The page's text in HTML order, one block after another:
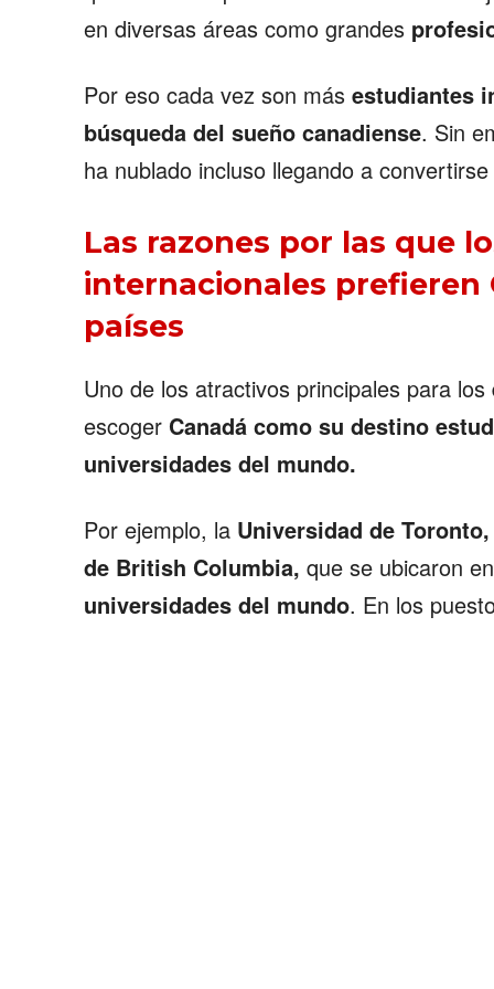
ACTUALIDAD
EMPLEOS
INMIGRACIÓN
en diversas áreas como grandes
Por eso cada vez son más estudiantes
búsqueda del sueño canadiense. Sin
ha nublado incluso llegando a
Las razones por las que
internacionales prefieren
países
Uno de los atractivos principales para los
escoger Canadá como su destino
universidades del mundo.
Por ejemplo, la Universidad de
de British Columbia, que se ubicaron
universidades del mundo. En los